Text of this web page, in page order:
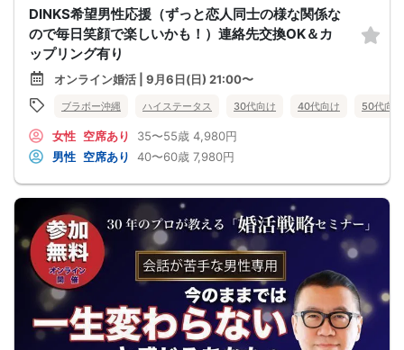
DINKS希望男性応援（ずっと恋人同士の様な関係な
ので毎日笑顔で楽しいかも！）連絡先交換OK＆カ
ップリング有り
オンライン婚活 | 9月6日(日) 21:00〜
ブラボー沖縄 ハイステータス 30代向け 40代向け 50代向け
女性 空席あり 35〜55歳 4,980円
男性 空席あり 40〜60歳 7,980円